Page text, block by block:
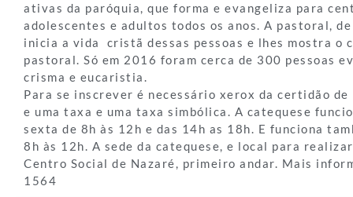
ativas da paróquia, que forma e evangeliza para
adolescentes e adultos todos os anos. A pastoral,
inicia a vida cristã dessas pessoas e lhes mostra o
pastoral. Só em 2016 foram cerca de 300 pessoas
crisma e eucaristia.
Para se inscrever é necessário xerox da certidão
e uma taxa e uma taxa simbólica. A catequese
sexta de 8h às 12h e das 14h as 18h. E funciona
8h às 12h. A sede da catequese, e local para
Centro Social de Nazaré, primeiro andar. Mais
1564